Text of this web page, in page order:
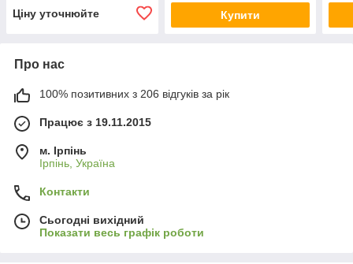
Ціну уточнюйте
Купити
Про нас
100% позитивних з 206 відгуків за рік
Працює з 19.11.2015
м. Ірпінь
Ірпінь, Україна
Контакти
Сьогодні вихідний
Показати весь графік роботи